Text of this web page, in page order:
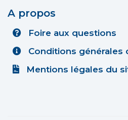
A propos
Foire aux questions
Conditions générales
Mentions légales du